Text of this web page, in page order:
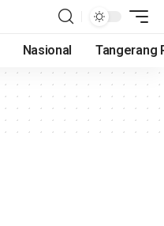
Nasional Tangerang